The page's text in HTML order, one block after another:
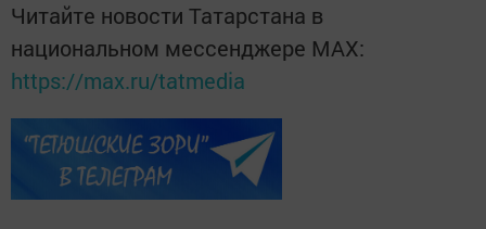
Читайте новости Татарстана в
национальном мессенджере MАХ:
https://max.ru/tatmedia